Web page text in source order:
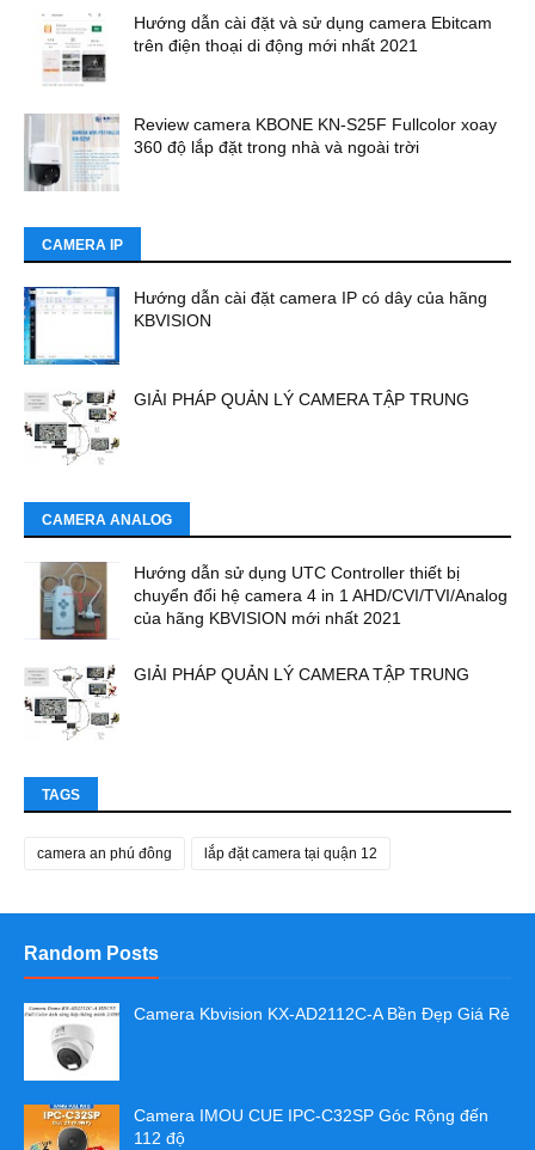
Hướng dẫn cài đặt và sử dụng camera Ebitcam
trên điện thoại di động mới nhất 2021
Review camera KBONE KN-S25F Fullcolor xoay
360 độ lắp đặt trong nhà và ngoài trời
CAMERA IP
Hướng dẫn cài đặt camera IP có dây của hãng
KBVISION
GIẢI PHÁP QUẢN LÝ CAMERA TẬP TRUNG
CAMERA ANALOG
Hướng dẫn sử dụng UTC Controller thiết bị
chuyển đổi hệ camera 4 in 1 AHD/CVI/TVI/Analog
của hãng KBVISION mới nhất 2021
GIẢI PHÁP QUẢN LÝ CAMERA TẬP TRUNG
TAGS
camera an phú đông lắp đặt camera tại quận 12
Random Posts
Camera Kbvision KX-AD2112C-A Bền Đẹp Giá Rẻ
Camera IMOU CUE IPC-C32SP Góc Rộng đến
112 độ